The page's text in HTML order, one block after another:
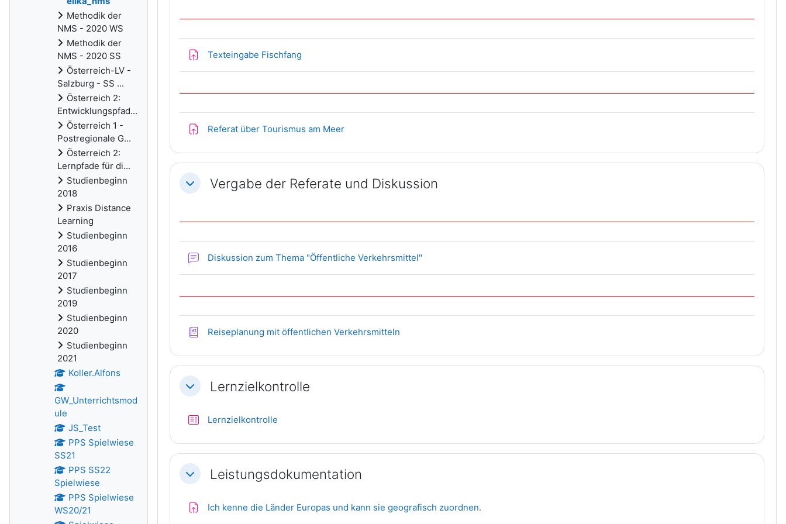
Texteingabe FischfangAufgabe
Referat über Tourismus am MeerAufgabe
EinklappenVergabe der Referate und Diskussion
Diskussion zum Thema "Öffentliche Verkehrsmittel"
Reiseplanung mit öffentlichen VerkehrsmittelnGlossar
EinklappenLernzielkontrolle
LernzielkontrolleTest
EinklappenLeistungsdokumentation
Ich kenne die Länder Europas und kann sie geografisch zuordnen.Aufgabe
Methodik der
NMS - 2020 WS
Methodik der
NMS - 2020 SS
Österreich-LV -
Salzburg - SS ...
Österreich 2:
Entwicklungspfad...
Österreich 1 -
Postregionale G...
Österreich 2:
Lernpfade für di...
Studienbeginn
2018
Praxis Distance
Learning
Studienbeginn
2016
Studienbeginn
2017
Studienbeginn
2019
Studienbeginn
2020
Studienbeginn
2021
Koller.Alfons
GW_Unterrichtsmod
ule
JS_Test
PPS Spielwiese
SS21
PPS SS22
Spielwiese
PPS Spielwiese
WS20/21